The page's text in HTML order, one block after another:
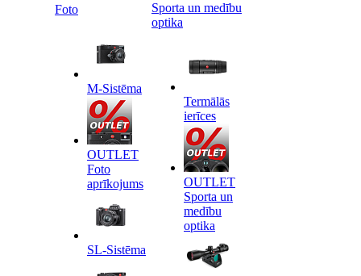
Foto
M-Sistēma
OUTLET
Foto
aprīkojums
SL-Sistēma
Sporta un medību
optika
Termālās
ierīces
OUTLET
Sporta un
medību
optika